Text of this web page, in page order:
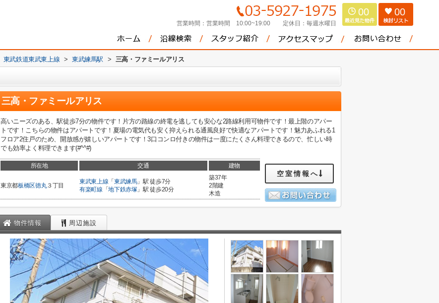
営業時間： 営業時間 10:00~19:00 定休日： 毎週水曜日
00 00
東武鉄道東武東上線 > 東武練馬駅 > 三高・ファミールアリス
三高・ファミールアリス
高いニーズのある、駅徒歩7分の物件です！片方の路線の終電を逃しても安心な2路線利用可物件です！最上階のアパー
トです！こちらの物件はアパートです！夏場の電気代も安く抑えられる通風良好で快適なアパートです！魅力あふれる1
フロア2住戸のため、開放感が嬉しいアパートです！3口コンロ付きの物件は一度にたくさん料理できるので、忙しい時
でも効率よく料理できます(#^^#)
所在地 交通 建物
東京都板橋区徳丸３丁目
東武東上線 「 東武練馬」駅 徒歩7分
有楽町線 「地下鉄赤塚」駅 徒歩20分
築37年
2階建
木造
空室情報へ
物件情報 周辺施設